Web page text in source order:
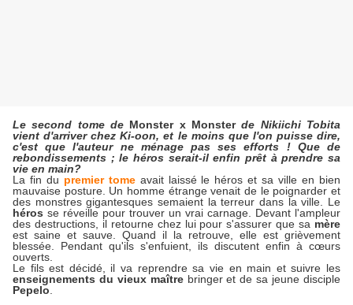
Le second tome de Monster x Monsterde Nikiichi Tobita
vient d'arriver chez Ki-oon, et le moins que l'on puisse dire,
c'est que l'auteur ne ménage pas ses efforts ! Que de
rebondissements ; le héros serait-il enfin prêt à prendre sa
vie en main?
La fin du premier tomeavait laissé le héros et sa ville en bien
mauvaise posture. Un homme étrange venait de le poignarder et
des monstres gigantesques semaient la terreur dans la ville. Le
héros se réveille pour trouver un vrai carnage. Devant l'ampleur
des destructions, il retourne chez lui pour s'assurer que sa mère
est saine et sauve. Quand il la retrouve, elle est grièvement
blessée. Pendant qu'ils s'enfuient, ils discutent enfin à cœurs
ouverts.
Le fils est décidé, il va reprendre sa vie en main et suivre les
enseignements du vieux maîtrebringer et de sa jeune disciple
Pepelo